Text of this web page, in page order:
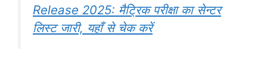
Release 2025: मैट्रिक परीक्षा का सेन्टर
लिस्ट जारी, यहाँ से चेक करें